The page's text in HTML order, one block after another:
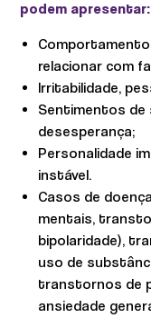
podem apresentar:
relacionar com
Irritabilidade,
Sentimentos de
desesperança;
Personalidade
instável.
Casos de
mentais,
bipolaridade),
uso de
transtornos de
ansiedade